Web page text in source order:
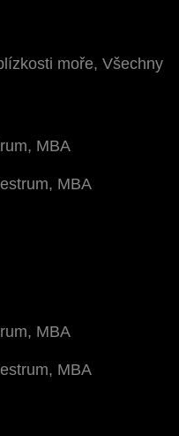
moře, Všechny
MBA
MBA